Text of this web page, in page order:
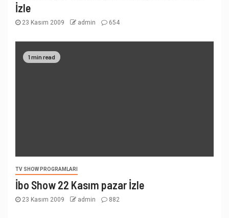
İzle
23 Kasım 2009 admin 654
1 min read
TV SHOW PROGRAMLARI
İbo Show 22 Kasım pazar İzle
23 Kasım 2009 admin 882